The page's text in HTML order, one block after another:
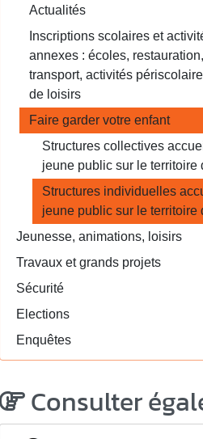
Actualités
Inscriptions scolaires et
annexes : écoles,
transport, activités
de loisirs
Faire garder votre enfant
Structures collectives
jeune public sur le territoire
Structures individuelles
jeune public sur le territoire
Jeunesse, animations, loisirs
Travaux et grands projets
Sécurité
Elections
Enquêtes
Consulter